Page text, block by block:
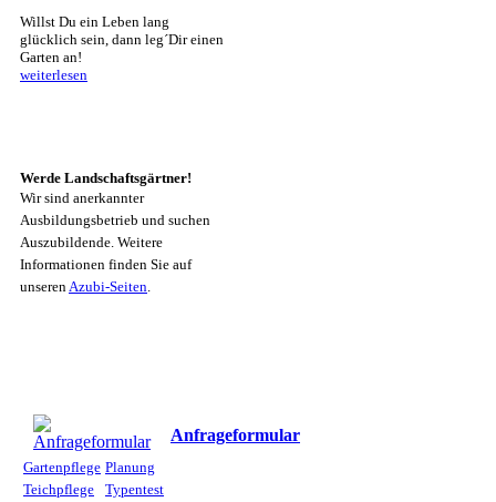
Willst Du ein Leben lang
glücklich sein, dann leg´Dir einen
Garten an!
weiterlesen
Werde Landschaftsgärtner!
Wir sind anerkannter
Ausbildungsbetrieb und suchen
Auszubildende. Weitere
Informationen finden Sie auf
unseren Azubi-Seiten
Anfrageformular
Gartenpflege Planung
Teichpflege
Typentest